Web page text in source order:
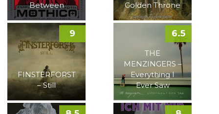
Between
Golden Throne
FINSTERFORST
– Still
9
THE
MENZINGERS –
Everything I
Ever Saw
6.5